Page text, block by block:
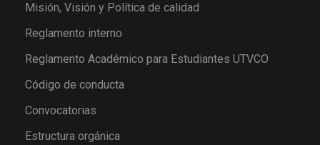
Misión, Visión y Política de calidad
Reglamento interno
Reglamento Académico para Estudiantes UTVCO
Código de conducta
Convocatorias
Estructura orgánica